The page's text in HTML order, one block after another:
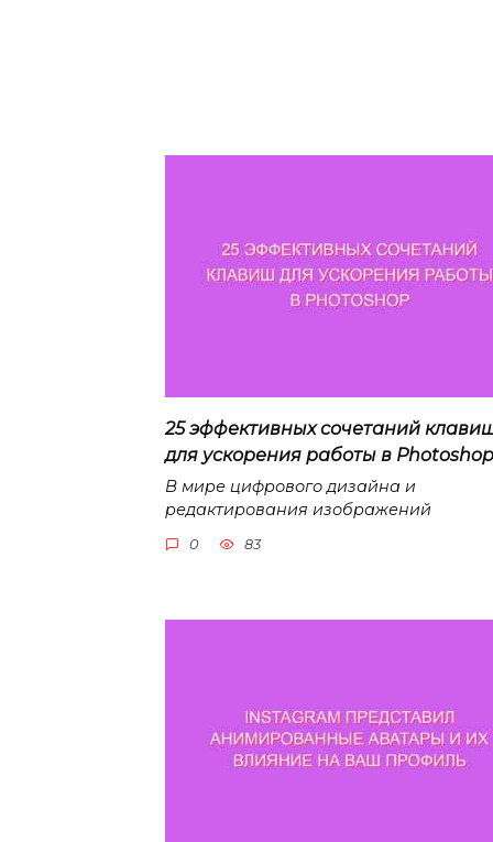
25 эффективных сочетаний
для ускорения работы в Photoshop
В мире цифрового дизайна и
редактирования изображений
0 83